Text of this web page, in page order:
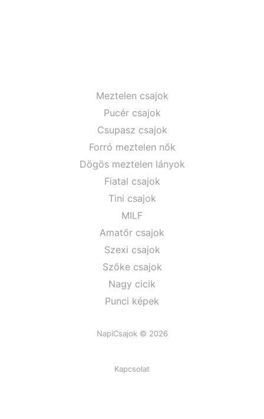
Meztelen csajok
Pucér csajok
Csupasz csajok
Forró meztelen nők
Dögös meztelen lányok
Fiatal csajok
Tini csajok
MILF
Amatőr csajok
Szexi csajok
Szőke csajok
Nagy cicik
Punci képek
NapiCsajok © 2026
Kapcsolat